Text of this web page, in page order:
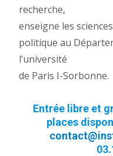
recherche,
enseigne les
politique au
l’université
de Paris I-Sorbonne.
Entrée libre et
places